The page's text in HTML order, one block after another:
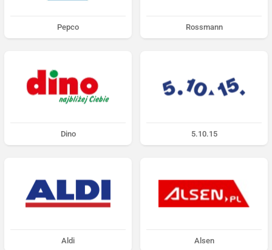
Pepco Rossmann
Dino 5.10.15
Aldi Alsen